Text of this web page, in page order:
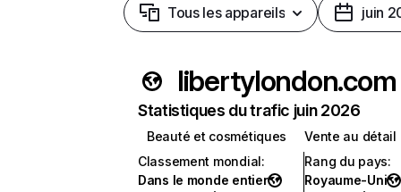
Tous les appareils juin
libertylondon.com
Statistiques du trafic juin 2026
Beauté et cosmétiques
Vente au détail
Classement mondial:
Dans le monde entier
Rang du pays:
Royaume-Uni